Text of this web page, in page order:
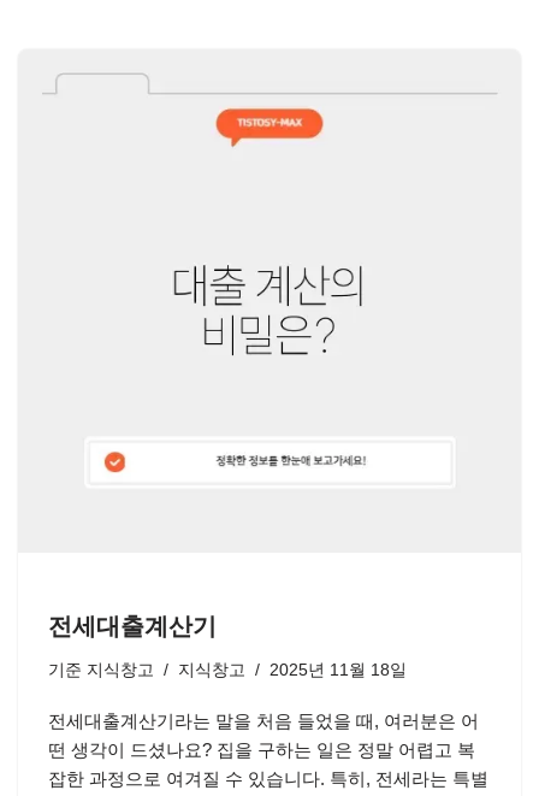
전세대출계산기
기준 지식창고 지식창고 2025년 11월 18일
전세대출계산기라는 말을 처음 들었을 때, 여러분은 어
떤 생각이 드셨나요? 집을 구하는 일은 정말 어렵고 복
잡한 과정으로 여겨질 수 있습니다. 특히, 전세라는 특별